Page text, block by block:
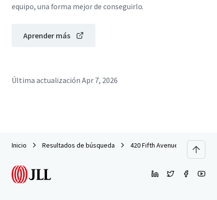
equipo, una forma mejor de conseguirlo.
Aprender más
Última actualización Apr 7, 2026
Inicio Resultados de búsqueda 420 Fifth Avenue (Office